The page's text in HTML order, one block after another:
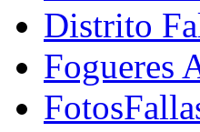
Distrito
Fogueres